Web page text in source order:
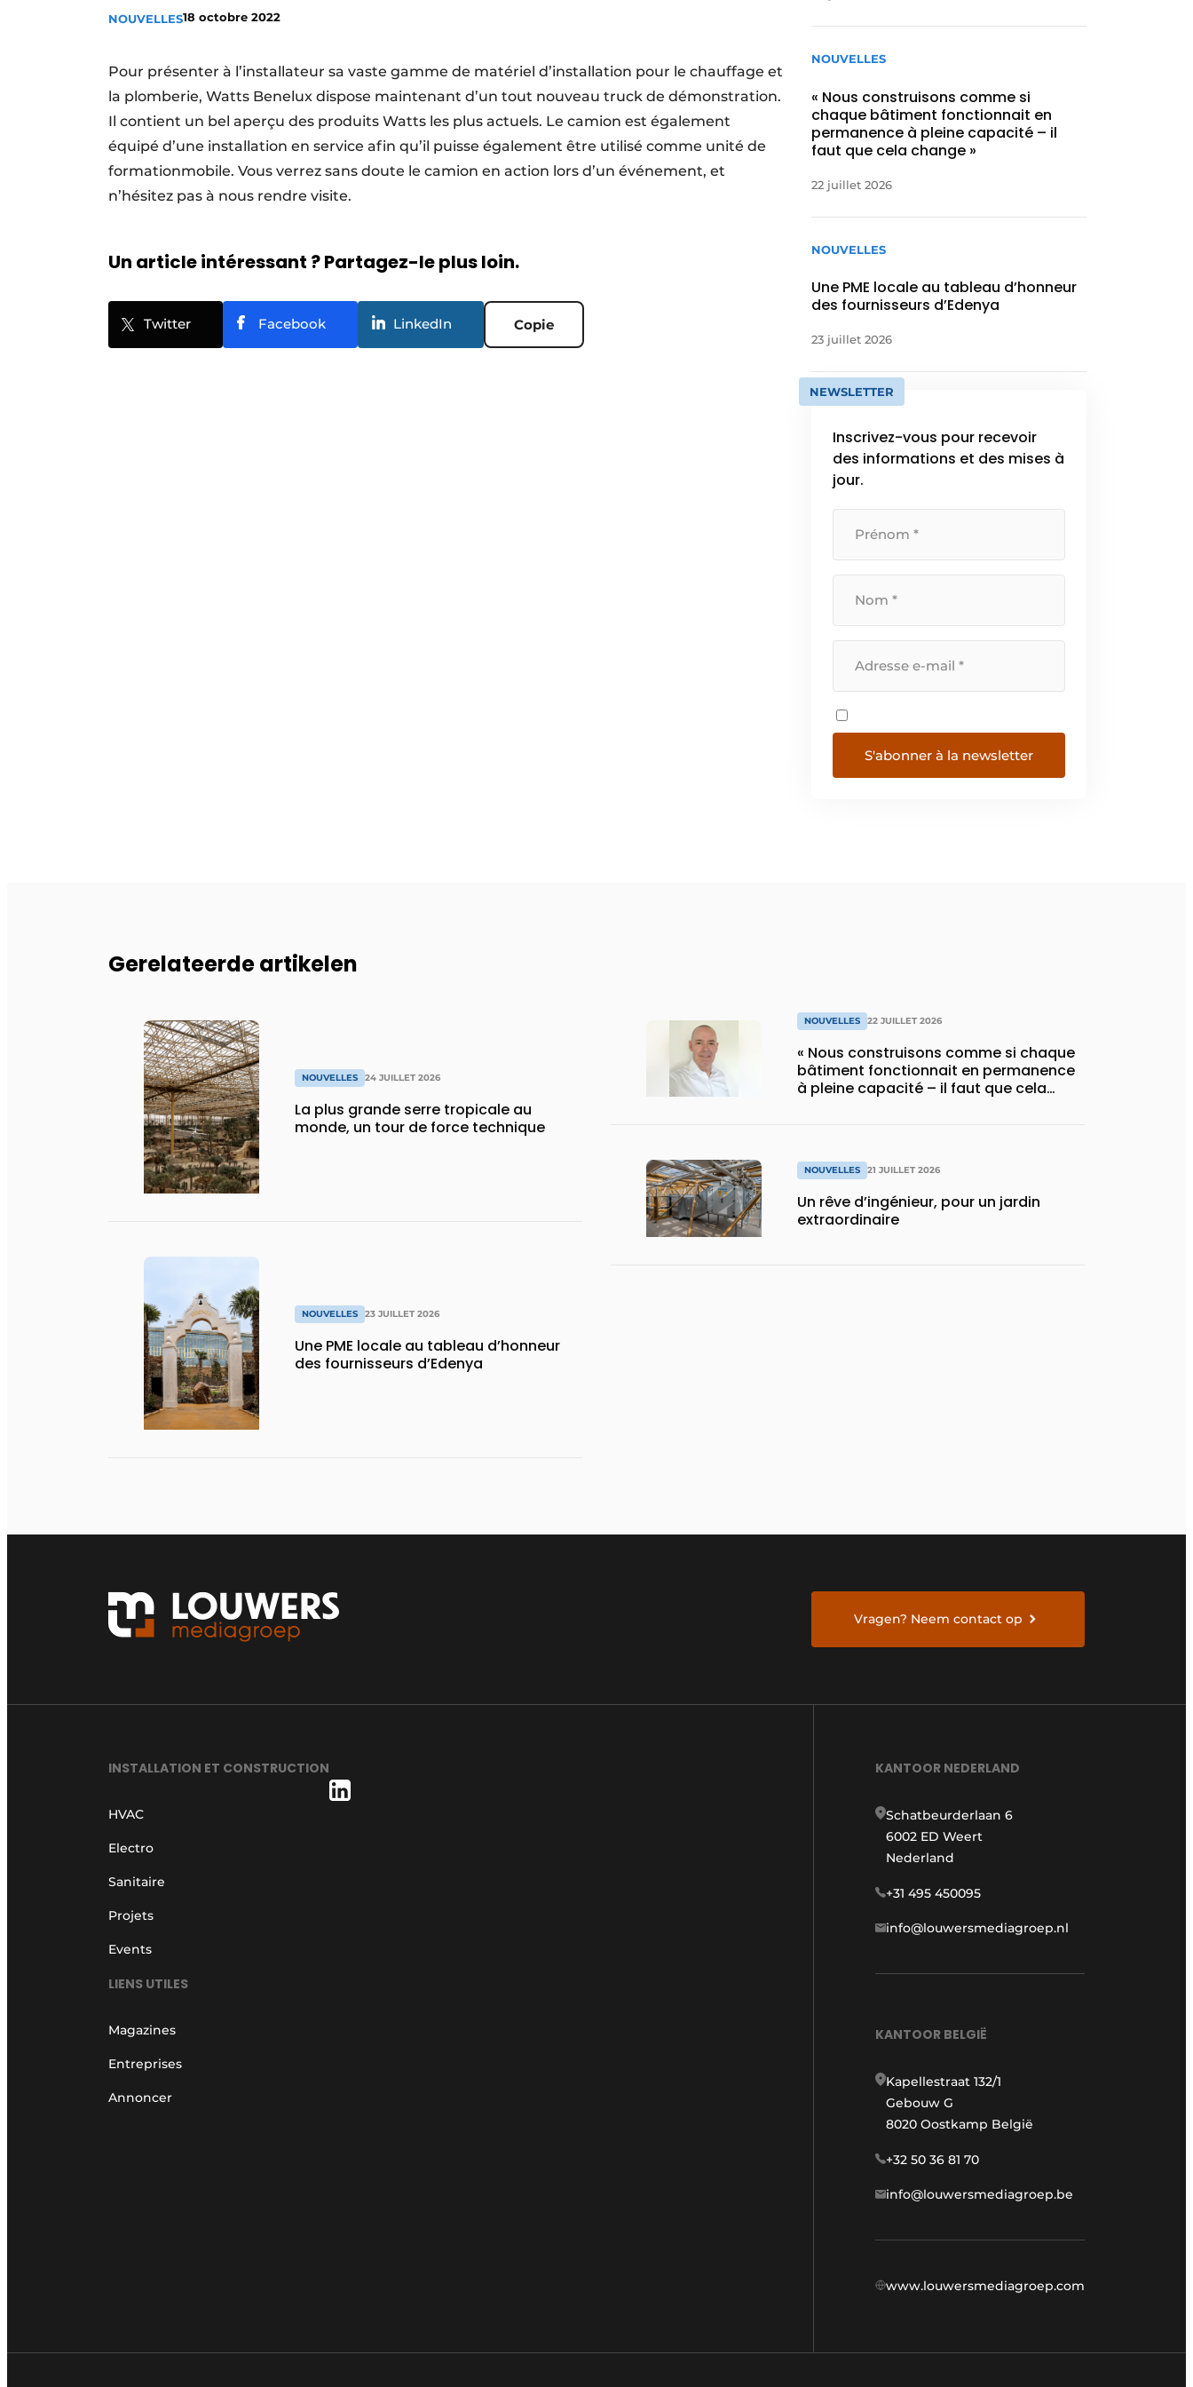
S’inscrire à l’événement
Termes et conditions
NOUVELLES18 octobre 2022
Pour présenter à l’installateur sa vaste gamme de matériel d’installation pour le chauffage et
la plomberie, Watts Benelux dispose maintenant d’un tout nouveau truck de démonstration.
Il contient un bel aperçu des produits Watts les plus actuels. Le camion est également
équipé d’une installation en service afin qu’il puisse également être utilisé comme unité de
formationmobile. Vous verrez sans doute le camion en action lors d’un événement, et
n’hésitez pas à nous rendre visite.
Un article intéressant ? Partagez-le plus loin.
Twitter Facebook LinkedIn Copie
NOUVELLES
« Nous construisons comme si
chaque bâtiment fonctionnait en
permanence à pleine capacité – il
faut que cela change »
22 juillet 2026
NOUVELLES
Une PME locale au tableau d’honneur
des fournisseurs d’Edenya
23 juillet 2026
NEWSLETTER
Inscrivez-vous pour recevoir
des informations et des mises à
jour.
Gerelateerde artikelen
NOUVELLES 24 JUILLET 2026
La plus grande serre tropicale au
monde, un tour de force technique
NOUVELLES 23 JUILLET 2026
Une PME locale au tableau d’honneur
des fournisseurs d’Edenya
NOUVELLES 22 JUILLET 2026
« Nous construisons comme si chaque
bâtiment fonctionnait en permanence
à pleine capacité – il faut que cela
NOUVELLES 21 JUILLET 2026
Un rêve d’ingénieur, pour un jardin
extraordinaire
Vragen? Neem contact op
INSTALLATION ET CONSTRUCTION
HVAC
Electro
Sanitaire
Projets
Events
LIENS UTILES
Magazines
Entreprises
Annoncer
KANTOOR NEDERLAND
Schatbeurderlaan 6
6002 ED Weert
Nederland
+31 495 450095
info@louwersmediagroep.nl
KANTOOR BELGIË
Kapellestraat 132/1
Gebouw G
8020 Oostkamp België
+32 50 36 81 70
info@louwersmediagroep.be
www.louwersmediagroep.com